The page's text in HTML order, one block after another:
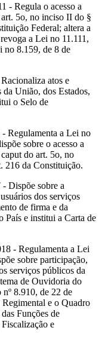
- Regula o acesso a
5o, no inciso II do §
Federal; altera a
a Lei no 11.111,
no 8.159, de 8 de
atos e
União, dos Estados,
o Selo de
- Regulamenta a Lei no
sobre o acesso a
do art. 5o, no
216 da Constituição.
Dispõe sobre a
dos serviços
de firma e da
País e institui a Carta de
- Regulamenta a Lei
sobre participação,
serviços públicos da
de Ouvidoria do
8.910, de 22 de
e o Quadro
Funções de
e